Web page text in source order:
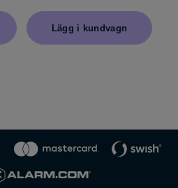
Lägg i kundvagn